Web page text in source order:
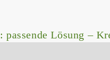
: passende Lösung –